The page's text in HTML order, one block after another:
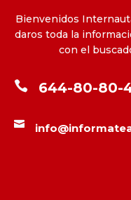
Bienvenidos
daros toda la
con el
 644-80-80-
